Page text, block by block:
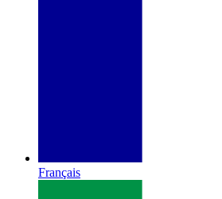
Français